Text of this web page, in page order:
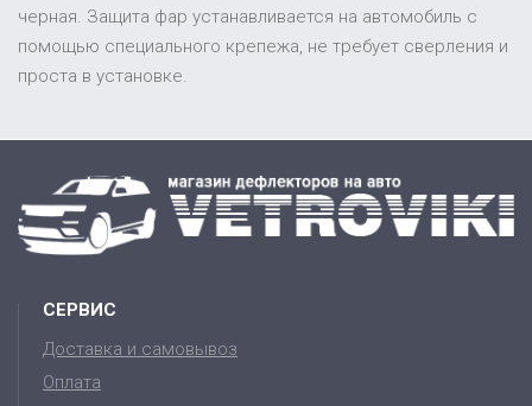
черная. Защита фар устанавливается на автомобиль с
помощью специального крепежа, не требует сверления и
проста в установке.
СЕРВИС
Доставка и самовывоз
Оплата